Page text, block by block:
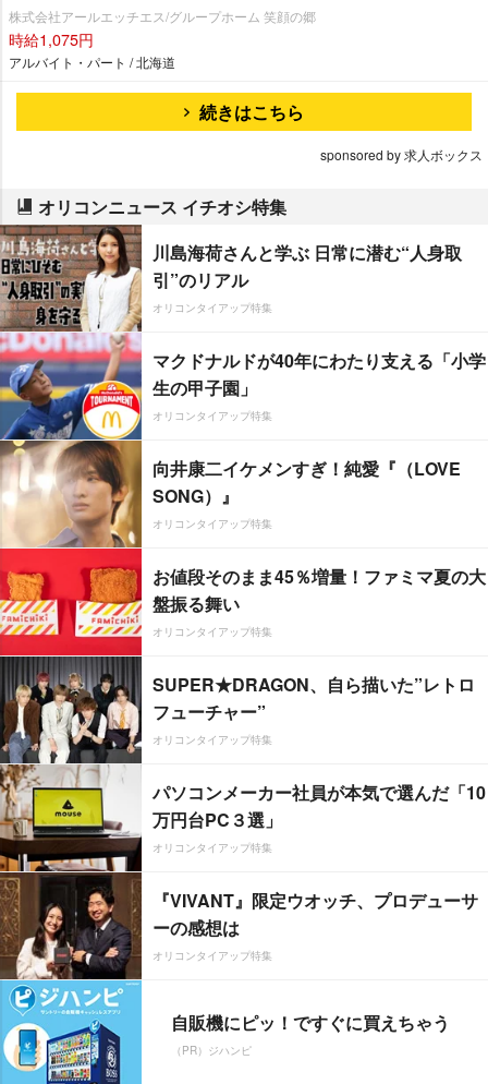
株式会社アールエッチエス/グループホーム 笑顔の郷
時給1,075円
アルバイト・パート / 北海道
続きはこちら
sponsored by 求人ボックス
オリコンニュース イチオシ特集
川島海荷さんと学ぶ 日常に潜む“人身取
引”のリアル
オリコンタイアップ特集
マクドナルドが40年にわたり支える「小学
生の甲子園」
オリコンタイアップ特集
向井康二イケメンすぎ！純愛『（LOVE
SONG）』
オリコンタイアップ特集
お値段そのまま45％増量！ファミマ夏の大
盤振る舞い
オリコンタイアップ特集
SUPER★DRAGON、自ら描いた”レトロ
フューチャー”
オリコンタイアップ特集
パソコンメーカー社員が本気で選んだ「10
万円台PC３選」
オリコンタイアップ特集
『VIVANT』限定ウオッチ、プロデューサ
ーの感想は
オリコンタイアップ特集
自販機にピッ！ですぐに買えちゃう
（PR）ジハンピ